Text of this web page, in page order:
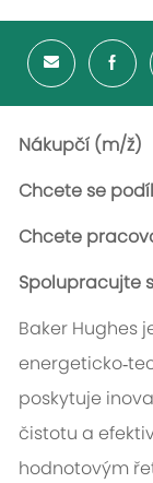
Nákupčí (m/ž)
Chcete se
Chcete
Spolupracujte
Baker Hughes
poskytuje
čistotu a
hodnotovým